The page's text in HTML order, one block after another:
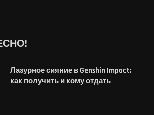
Лазурное сияние в Genshin Impact:
как получить и кому отдать